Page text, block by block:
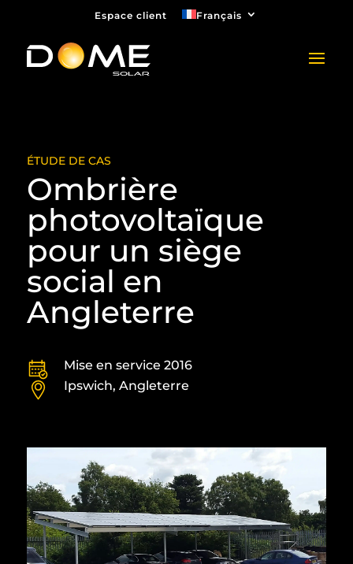
Espace client Français
ÉTUDE DE CAS
Ombrière
photovoltaïque
pour un siège
social en
Angleterre
Mise en service 2016
Ipswich, Angleterre